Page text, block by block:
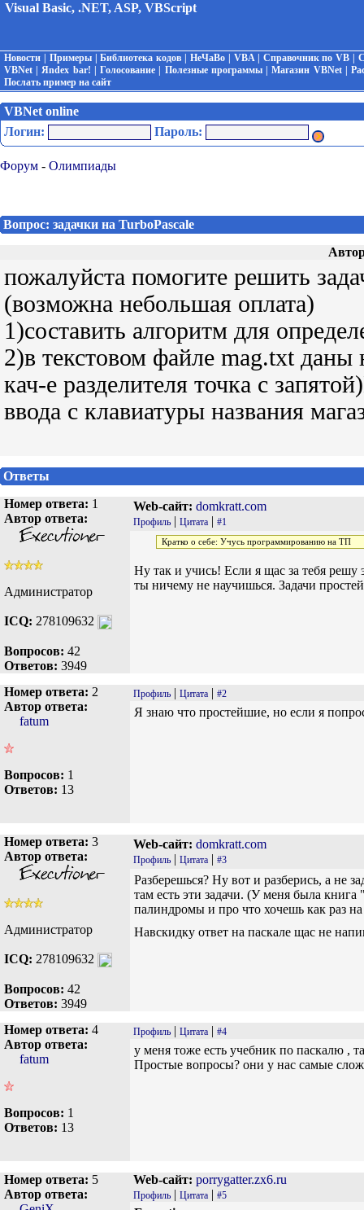
Visual Basic, .NET, ASP, VBScript
Новости Примеры|Библиотека кодов |НеЧаВо VBA| Справочник по VB |
VBNet |Яndex bar! |Голосование Полезные программы|Магазин VBNet|
Послать пример на сайт
VBNet online
Логин:
Пароль:
Форум - Олимпиады
Вопрос: задачки на TurboPascale
пожалуйста помогите решить
(возможна небольшая оплата)
1)составить алгоритм для
2)в текстовом файле mag.txt даны
кач-е разделителя точка с
ввода с клавиатуры названия
Ответы
Номер ответа: 1
Автор ответа:
Администратор
ICQ: 278109632
Вопросов: 42
Ответов: 3949
Web-сайт: domkratt.com
Профиль | Цитата | #1
Кратко о себе: Учусь программированию на ТП
Ну так и учись! Если я щас за тебя решу
ты ничему не научишься. Задачи
Номер ответа: 2
Автор ответа:
fatum
Вопросов: 1
Ответов: 13
Профиль | Цитата | #2
Я знаю что простейшие, но если я
Номер ответа: 3
Автор ответа:
Администратор
ICQ: 278109632
Вопросов: 42
Ответов: 3949
Web-сайт: domkratt.com
Профиль | Цитата | #3
Разберешься? Ну вот и разберись, а не
там есть эти задачи. (У меня была
палиндромы и про что хочешь как раз на
Навскидку ответ на паскале щас не
Номер ответа: 4
Автор ответа:
fatum
Вопросов: 1
Ответов: 13
Профиль | Цитата | #4
у меня тоже есть учебник по паскалю ,
Простые вопросы? они у нас самые
Номер ответа: 5
Автор ответа:
Web-сайт: porrygatter.zx6.ru
Профиль | Цитата | #5